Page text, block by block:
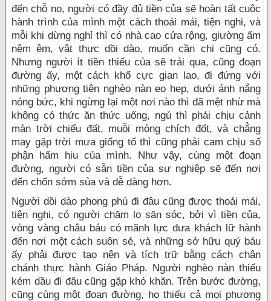
đến chỗ nọ, người có đầy đủ tiền của sẽ hoàn tất cuộc
hành trình của mình một cách thoải mái, tiện nghi, và
mỗi khi dừng nghỉ thì có nhà cao cửa rộng, giường ấm
nệm êm, vật thực dồi dào, muốn cần chi cũng có.
Nhưng người ít tiền thiếu của sẽ trải qua, cũng đoạn
đường ấy, một cách khổ cực gian lao, đi đứng với
những phương tiện nghèo nàn eo hẹp, dưới ánh nắng
nóng bức, khi ngừng lại một nơi nào thì đã mệt nhừ mà
không có thức ăn thức uống, ngủ thì phải chịu cảnh
màn trời chiếu đất, muỗi mòng chích đốt, và chẳng
may gặp trời mưa giống tố thì cũng phải cam chịu số
phận hẩm hiu của mình. Như vậy, cùng một đoạn
đường, người có sẵn tiền của sự nghiệp sẽ đến nơi
đến chốn sớm sủa và dễ dàng hơn.
Người dồi dào phong phú đi đâu cũng được thoải mái,
tiện nghi, có người chăm lo săn sóc, bởi vì tiền của,
vòng vàng châu báu có mãnh lực đưa khách lữ hành
đến nơi một cách suôn sẻ, và những sở hữu quý báu
ấy phải được tạo nên và tích trữ bằng cách chân
chánh thực hành Giáo Pháp. Người nghèo nàn thiếu
kém dầu đi đâu cũng gặp khó khăn. Trên bước đường,
cũng cùng một đoạn đường, họ thiếu cả mọi phương